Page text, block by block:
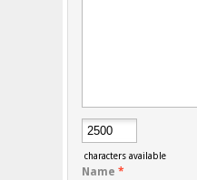
characters available
Name *